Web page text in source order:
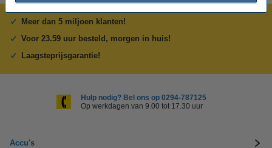
Meer dan 5 miljoen klanten!
Voor 23.59 uur besteld, morgen in huis!
Laagsteprijsgarantie!
Hulp nodig? Bel ons op 0294-787125
Op werkdagen van 9.00 tot 17.30 uur
Accu's